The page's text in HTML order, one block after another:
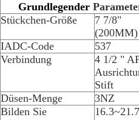
Grundlegender
Stückchen-Größe
7 7/8"
(200MM)
IADC-Code
537
Verbindung
4 1/2 "
Stift
Düsen-Menge
3NZ
Bilden Sie
16.3~21.7